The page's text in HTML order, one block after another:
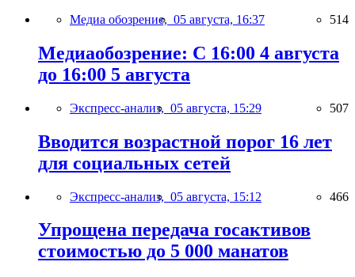
Медиа обозрение, 05 августа, 16:37 514
Медиаобозрение: С 16:00 4 августа
до 16:00 5 августа
Экспресс-анализ, 05 августа, 15:29 507
Вводится возрастной порог 16 лет
для социальных сетей
Экспресс-анализ, 05 августа, 15:12 466
Упрощена передача госактивов
стоимостью до 5 000 манатов